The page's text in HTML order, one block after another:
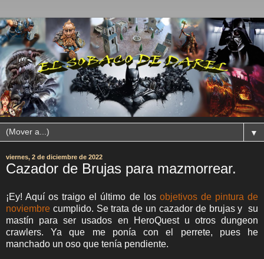
▼
viernes, 2 de diciembre de 2022
Cazador de Brujas para mazmorrear.
¡Ey! Aquí os traigo el último de los objetivos de pintura de
noviembre cumplido. Se trata de un cazador de brujas y su
mastín para ser usados en HeroQuest u otros dungeon
crawlers. Ya que me ponía con el perrete, pues he
manchado un oso que tenía pendiente.